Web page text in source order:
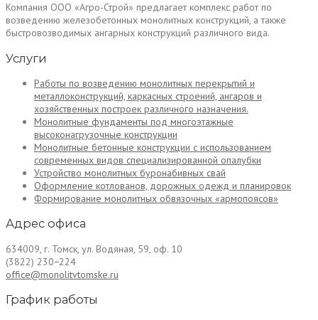
Компания ООО «Агро-Строй» предлагает комплекс работ по
возведению железобетонных монолитных конструкций, а также
быстровозводимых ангарных конструкций различного вида.
Услуги
Работы по возведению монолитных перекрытий и
металлоконструкций, каркасных строений, ангаров и
хозяйственных построек различного назначения.
Монолитные фундаменты под многоэтажные
высоконагрузочные конструкции
Монолитные бетонные конструкции с использованием
современных видов специализированной опалубки
Устройство монолитных буронабивных свай
Оформление котлованов, дорожных одежд и планировок
Формирование монолитных обвязочных «армопоясов»
Адрес офиса
634009, г. Томск, ул. Водяная, 59, оф. 10
(3822) 230−224
office@monolitvtomske.ru
График работы